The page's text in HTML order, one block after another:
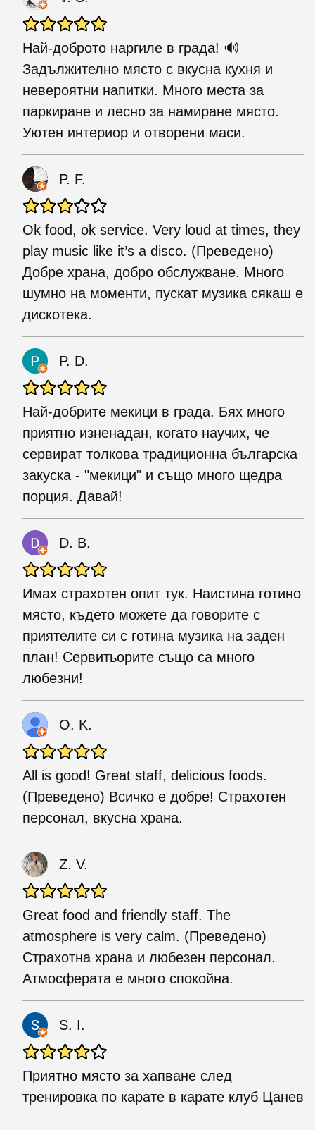
Най-доброто наргиле в града! 🔊
Задължително място с вкусна кухня и
невероятни напитки. Много места за
паркиране и лесно за намиране място.
Уютен интериор и отворени маси.
P. F.
Ok food, ok service. Very loud at times, they
play music like it’s a disco. (Преведено)
Добре храна, добро обслужване. Много
шумно на моменти, пускат музика сякаш е
дискотека.
P. D.
Най-добрите мекици в града. Бях много
приятно изненадан, когато научих, че
сервират толкова традиционна българска
закуска - "мекици" и също много щедра
порция. Давай!
D. B.
Имах страхотен опит тук. Наистина готино
място, където можете да говорите с
приятелите си с готина музика на заден
план! Сервитьорите също са много
любезни!
O. K.
All is good! Great staff, delicious foods.
(Преведено) Всичко е добре! Страхотен
персонал, вкусна храна.
Z. V.
Great food and friendly staff. The
atmosphere is very calm. (Преведено)
Страхотна храна и любезен персонал.
Атмосферата е много спокойна.
S. I.
Приятно място за хапване след
тренировка по карате в карате клуб Цанев